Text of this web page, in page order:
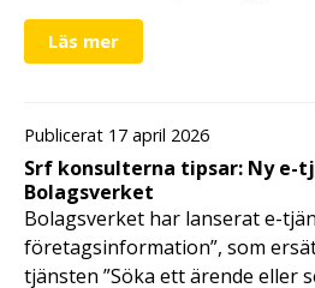
Läs mer
Publicerat 17 april 2026
Srf konsulterna tipsar: Ny e-
Bolagsverket
Bolagsverket har lanserat e-
företagsinformation”, som
tjänsten ”Söka ett ärende eller